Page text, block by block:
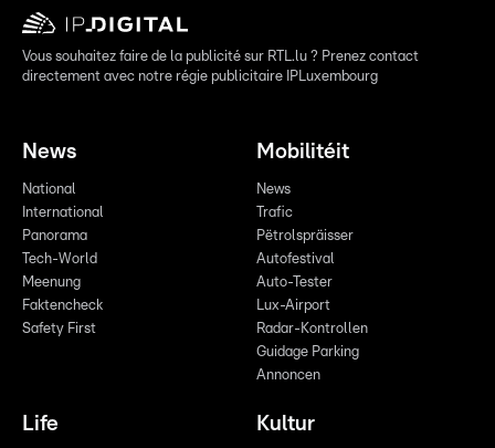
Vous souhaitez faire de la publicité sur RTL.lu ? Prenez contact
directement avec notre régie publicitaire IPLuxembourg
News
National
International
Panorama
Tech-World
Meenung
Faktencheck
Safety First
Mobilitéit
News
Trafic
Pëtrolspräisser
Autofestival
Auto-Tester
Lux-Airport
Radar-Kontrollen
Guidage Parking
Annoncen
Life Kultur